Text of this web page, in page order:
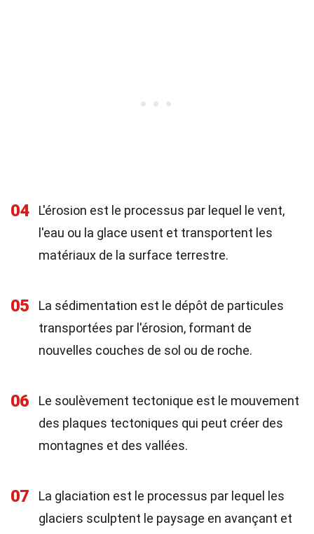
04
L'érosion est le processus par lequel le vent,
l'eau ou la glace usent et transportent les
matériaux de la surface terrestre.
05
La sédimentation est le dépôt de particules
transportées par l'érosion, formant de
nouvelles couches de sol ou de roche.
06
Le soulèvement tectonique est le mouvement
des plaques tectoniques qui peut créer des
montagnes et des vallées.
07
La glaciation est le processus par lequel les
glaciers sculptent le paysage en avançant et